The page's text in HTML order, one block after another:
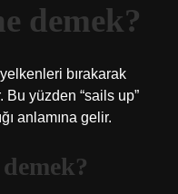
demek?
bırakarak
yüzden “sails up”
anlamına gelir.